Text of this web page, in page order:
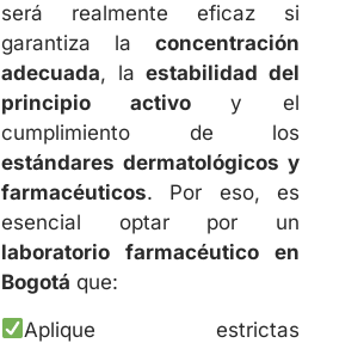
será realmente eficaz si
garantiza laconcentración
adecuada, laestabilidad del
principio activoy el
cumplimiento de los
estándares dermatológicos y
farmacéuticos. Por eso, es
esencial optar por un
laboratorio farmacéutico en
Bogotá que:
Aplique estrictas